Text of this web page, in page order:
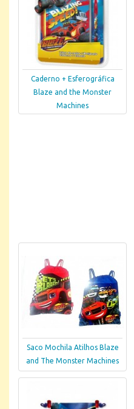
Caderno + Esferográfica
Blaze and the Monster
Machines
Saco Mochila Atilhos Blaze
and The Monster Machines